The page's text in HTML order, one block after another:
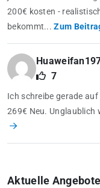
200€ kosten -
bekommt...Zum
7
Ich schreibe gerade
269€ Neu.
Aktuelle Angebote